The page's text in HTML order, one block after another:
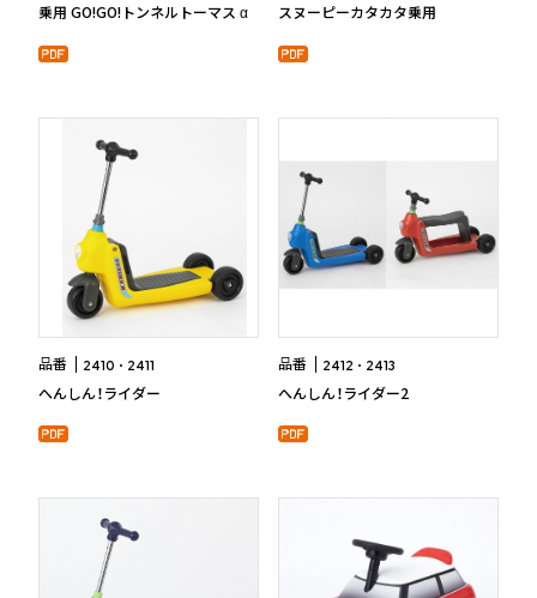
乗用 GO!GO!トンネルトーマス α スヌーピーカタカタ乗用
品番 2410 2411
へんしん！ライダー
品番 2412 2413
へんしん！ライダー2